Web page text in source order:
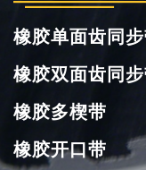
橡胶单面齿同
橡胶双面齿同
橡胶多楔带
橡胶开口带